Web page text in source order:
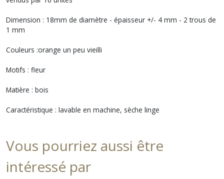
Dimension : 18mm de diamètre - épaisseur +/- 4 mm - 2 trous de
1 mm
Couleurs :orange un peu vieilli
Motifs : fleur
Matière : bois
Caractéristique : lavable en machine, sèche linge
Vous pourriez aussi être
intéressé par